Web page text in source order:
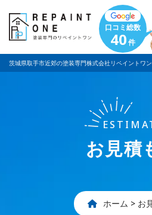
口コミ総数
40 件
茨城県取手市近郊の塗装専門株式会社リペイントワ
お見積
ホーム > お